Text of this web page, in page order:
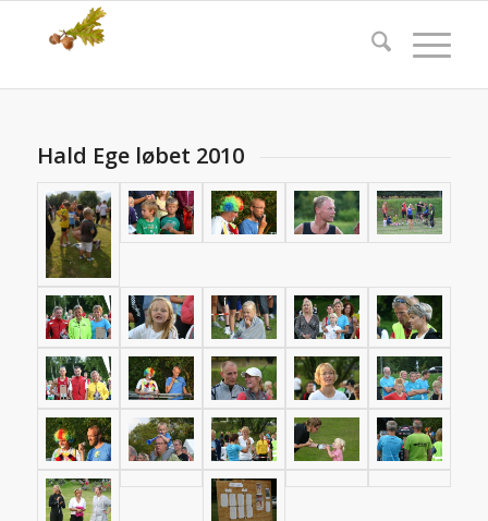
Hald Ege løbet 2010